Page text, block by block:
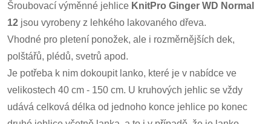
Šroubovací výměnné jehlice KnitPro Ginger WD Normal
12 jsou vyrobeny z lehkého lakovaného dřeva.
Vhodné pro pletení ponožek, ale i rozměrnějších dek,
polštářů, plédů, svetrů apod.
Je potřeba k nim dokoupit lanko, které je v nabídce ve
velikostech 40 cm - 150 cm. U kruhových jehlic se vždy
udává celková délka od jednoho konce jehlice po konec